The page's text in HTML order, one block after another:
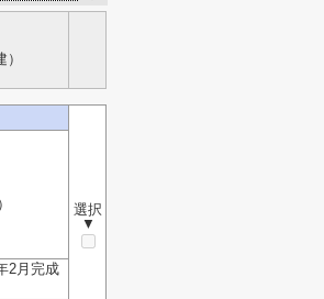
選択
▼
2月完成